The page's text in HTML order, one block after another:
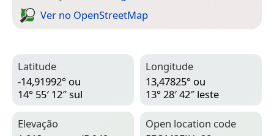
Ver no Open­Street­Map
Latitude
-14,91992° ou
14° 55′ 12″ sul
Longitude
13,47825° ou
13° 28′ 42″ leste
Elevação
Open location code